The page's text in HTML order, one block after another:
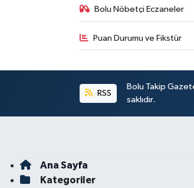
Bolu Nöbetçi Eczaneler
Puan Durumu ve Fikstür
RSS
Bolu Takip
saklıdır.
Ana Sayfa
Kategoriler